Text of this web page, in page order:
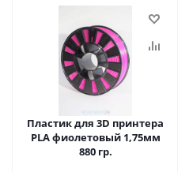
Пластик для 3D принтера
PLA фиолетовый 1,75мм
880 гр.